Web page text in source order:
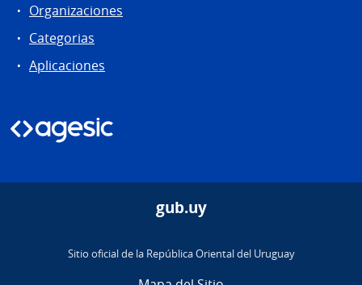
Organizaciones
Categorias
Aplicaciones
gub.uy
Sitio oficial de la República Oriental del Uruguay